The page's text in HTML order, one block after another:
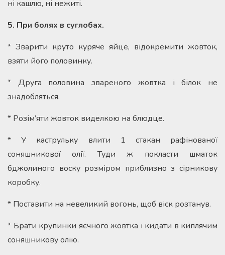
ні кашлю, ні нежиті.
5. При болях в суглобах.
* Зварити круто куряче яйце, відокремити жовток,
взяти його половинку.
* Друга половина звареного жовтка і білок не
знадобляться.
* Розім’яти жовток виделкою на блюдце.
* У каструльку влити 1 стакан рафінованої
соняшникової олії. Туди ж покласти шматок
бджолиного воску розміром приблизно з сірникову
коробку.
* Поставити на невеликий вогонь, щоб віск розтанув.
* Брати крупинки яєчного жовтка і кидати в киплячим
соняшникову олію.